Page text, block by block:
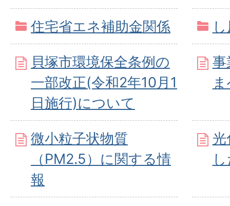
住宅省エネ補助金関係
貝塚市環境保全条例の
一部改正(令和2年10月1
日施行)について
事
微小粒子状物質
（PM2.5）に関する情
報